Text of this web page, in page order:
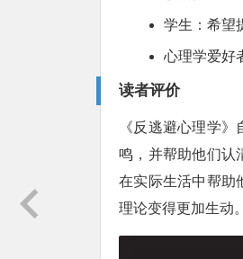
学生：希望
心理学爱好
读者评价
《反逃避心理学
鸣，并帮助他们认
在实际生活中帮助
理论变得更加生动。